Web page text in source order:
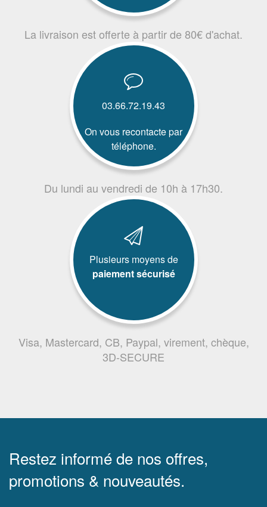
La livraison est offerte à partir de 80€ d'achat.
03.66.72.19.43
On vous recontacte par
téléphone.
Du lundi au vendredi de 10h à 17h30.
Plusieurs moyens de
paiement sécurisé
Visa, Mastercard, CB, Paypal, virement, chèque,
3D-SECURE
Restez informé de nos offres,
promotions & nouveautés.